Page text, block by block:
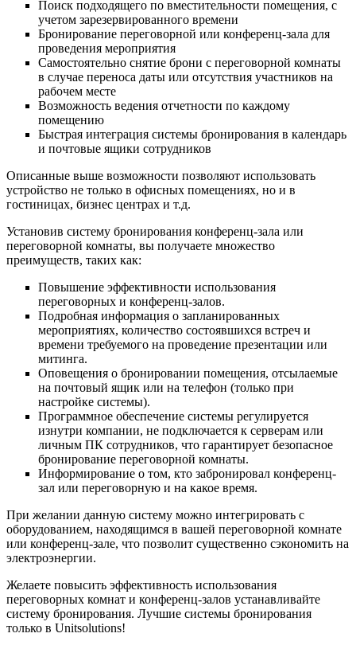
Поиск подходящего по вместительности помещения, с
учетом зарезервированного времени
Бронирование переговорной или конференц-зала для
проведения мероприятия
Самостоятельно снятие брони с переговорной комнаты
в случае переноса даты или отсутствия участников на
рабочем месте
Возможность ведения отчетности по каждому
помещению
Быстрая интеграция системы бронирования в календарь
и почтовые ящики сотрудников
Описанные выше возможности позволяют использовать
устройство не только в офисных помещениях, но и в
гостиницах, бизнес центрах и т.д.
Установив систему бронирования конференц-зала или
переговорной комнаты, вы получаете множество
преимуществ, таких как:
Повышение эффективности использования
переговорных и конференц-залов.
Подробная информация о запланированных
мероприятиях, количество состоявшихся встреч и
времени требуемого на проведение презентации или
митинга.
Оповещения о бронировании помещения, отсылаемые
на почтовый ящик или на телефон (только при
настройке системы).
Программное обеспечение системы регулируется
изнутри компании, не подключается к серверам или
личным ПК сотрудников, что гарантирует безопасное
бронирование переговорной комнаты.
Информирование о том, кто забронировал конференц-
зал или переговорную и на какое время.
При желании данную систему можно интегрировать с
оборудованием, находящимся в вашей переговорной комнате
или конференц-зале, что позволит существенно сэкономить на
электроэнергии.
Желаете повысить эффективность использования
переговорных комнат и конференц-залов устанавливайте
систему бронирования. Лучшие системы бронирования
только в Unitsolutions!